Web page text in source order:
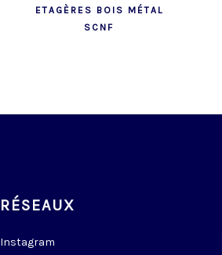
ETAGÈRES BOIS MÉTAL
SCNF
RÉSEAUX
Instagram